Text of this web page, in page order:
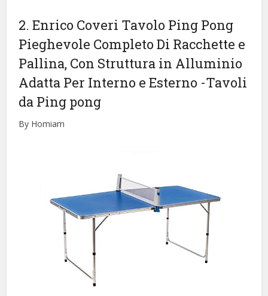
2. Enrico Coveri Tavolo Ping Pong
Pieghevole Completo Di Racchette e
Pallina, Con Struttura in Alluminio
Adatta Per Interno e Esterno -Tavoli
da Ping pong
By Homiam